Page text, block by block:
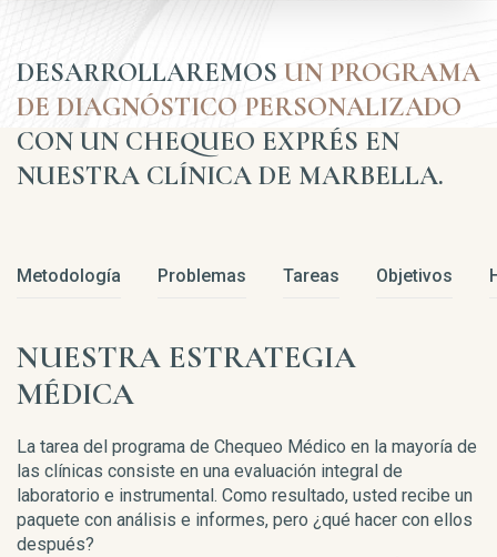
DESARROLLAREMOS UN PROGRAMA
DE DIAGNÓSTICO PERSONALIZADO
CON UN CHEQUEO EXPRÉS EN
NUESTRA CLÍNICA DE MARBELLA.
Metodología Problemas Tareas Objetivos
NUESTRA ESTRATEGIA
MÉDICA
La tarea del programa de Chequeo Médico en la mayoría de
las clínicas consiste en una evaluación integral de
laboratorio e instrumental. Como resultado, usted recibe un
paquete con análisis e informes, pero ¿qué hacer con ellos
después?